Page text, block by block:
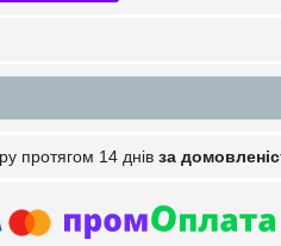
протягом 14 днів за